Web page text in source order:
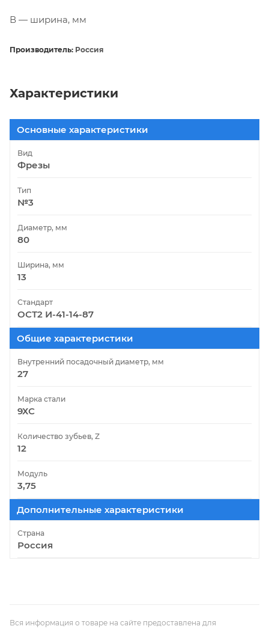
В — ширина, мм
Производитель: Россия
Характеристики
Основные характеристики
Вид
Фрезы
Тип
№3
Диаметр, мм
80
Ширина, мм
13
Стандарт
ОСТ2 И-41-14-87
Общие характеристики
Внутренний посадочный диаметр, мм
27
Марка стали
9ХС
Количество зубьев, Z
12
Модуль
3,75
Дополнительные характеристики
Страна
Россия
Вся информация о товаре на сайте предоставлена для